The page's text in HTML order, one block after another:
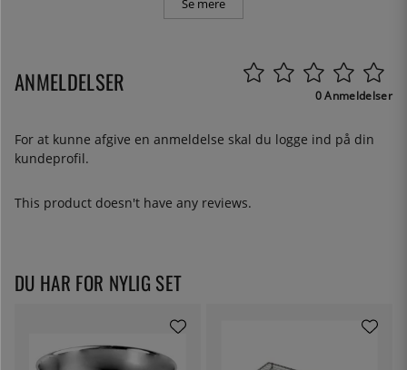
Se mere
ANMELDELSER 0 Anmeldelser
For at kunne afgive en anmeldelse skal du logge ind på din
kundeprofil.
This product doesn't have any reviews.
DU HAR FOR NYLIG SET